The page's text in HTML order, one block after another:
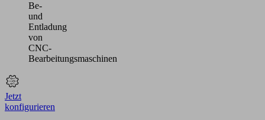
Be-
und
Entladung
von
CNC-
Bearbeitungsmaschinen
Jetzt
konfigurieren